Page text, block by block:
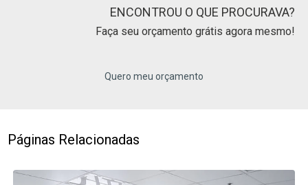
ENCONTROU O QUE PROCURAVA?
Faça seu orçamento grátis agora mesmo!
Quero meu orçamento
Páginas Relacionadas